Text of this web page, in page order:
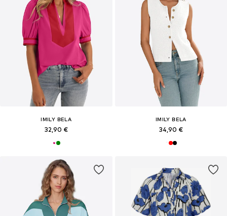
IMILY BELA
32,90 €
IMILY BELA
34,90 €